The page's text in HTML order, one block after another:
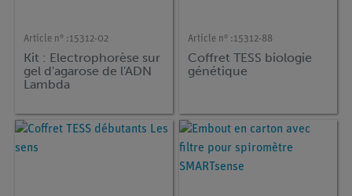
Article n° :15312-02
Kit : Electrophorèse sur
gel d'agarose de l'ADN
Lambda
Article n° :15312-88
Coffret TESS biologie
génétique